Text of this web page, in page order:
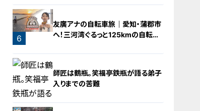
4
5
6
友廣アナの自転車旅｜愛知・蒲郡市
へ！三河湾ぐるっと125kmの自転車
師匠は鶴瓶。笑福亭鉄瓶が語る弟子
入りまでの苦難